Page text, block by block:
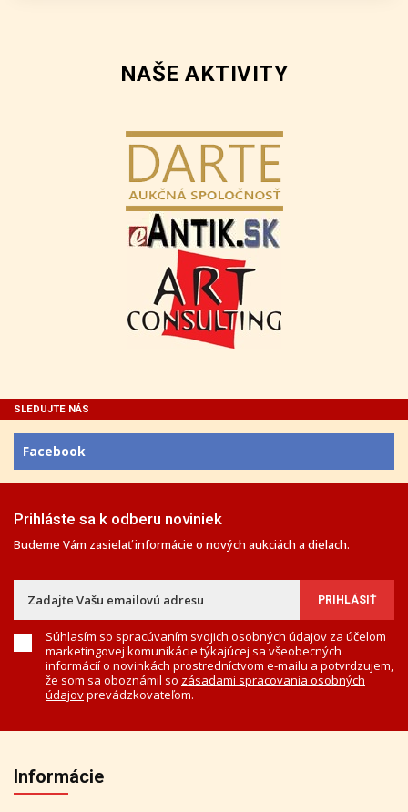
NAŠE AKTIVITY
SLEDUJTE NÁS
Facebook
Prihláste sa k odberu noviniek
Budeme Vám zasielať informácie o nových aukciách a dielach.
Súhlasím so spracúvaním svojich osobných údajov za účelom
marketingovej komunikácie týkajúcej sa všeobecných
informácií o novinkách prostredníctvom e-mailu a potvrdzujem,
že som sa oboznámil so zásadami spracovania osobných
údajovprevádzkovateľom.
Informácie